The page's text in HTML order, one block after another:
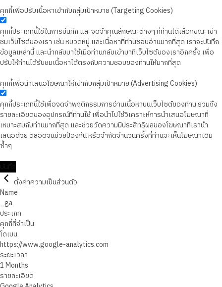
คุกกี้เพื่อปรับเนื้อหาเข้ากับกลุ่มเป้าหมาย (Targeting Cookies)
คุกกี้ประเภทนี้ใช้ในการบันทึก และจดจำคุณลักษณะต่างๆ ที่ท่านได้เลือกขณะเข้า
ชมเว็บไซต์ของเรา เช่น หมวดหมู่ และเนื้อหาที่ท่านชอบอ่านมากที่สุด เราจะบันทึก
ข้อมูลเหล่านี้ และนำกลับมาใช้เมื่อท่านกลับเข้ามาที่เว็บไซต์ของเราอีกครั้ง เพื่อ
ปรับให้ท่านได้รับชมเนื้อหาได้ตรงกับความชอบของท่านให้มากที่สุด
คุกกี้เพื่อนำเสนอโฆษณาให้เข้ากับกลุ่มเป้าหมาย (Advertising Cookies)
คุกกี้ประเภทนี้ใช้เพื่อจดจำพฤติกรรมการอ่านเนื้อหาบนเว็บไซต์ของท่าน รวมถึง
รายละเอียดของอุปกรณ์ที่ท่านใช้ เพื่อนำไปใช้วิเคราะห์การนำเสนอโฆษณาที่
เหมาะสมกับท่านมากที่สุด และช่วยวัดความมีประสิทธิผลของโฆษณาที่เรานำ
เสนอด้วย ตลอดจนช่วยป้องกัน หรือจำกัดจำนวนครั้งที่ท่านจะเห็นโฆษณาเดิม
ซ้ำๆ
ตั้งค่าความเป็นส่วนตัว
Name
_ga
ประเภท
คุกกี้ที่จำเป็น
โดเมน
https://www.google-analytics.com
ระยะเวลา
1 Months
รายละเอียด